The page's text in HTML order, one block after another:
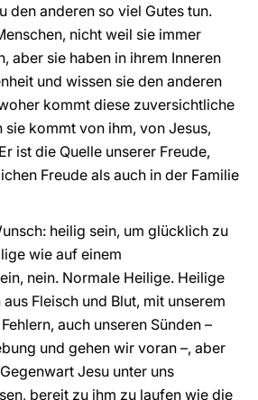
den anderen so viel Gutes tun.
nicht weil sie immer
aber sie haben in ihrem Inneren
und wissen sie den anderen
kommt diese zuversichtliche
sie kommt von ihm, von Jesus,
ist die Quelle unserer Freude,
Freude als auch in der Familie
heilig sein, um glücklich zu
wie auf einem
nein. Normale Heilige. Heilige
Fleisch und Blut, mit unserem
auch unseren Sünden –
und gehen wir voran –, aber
Jesu unter uns
bereit zu ihm zu laufen wie die